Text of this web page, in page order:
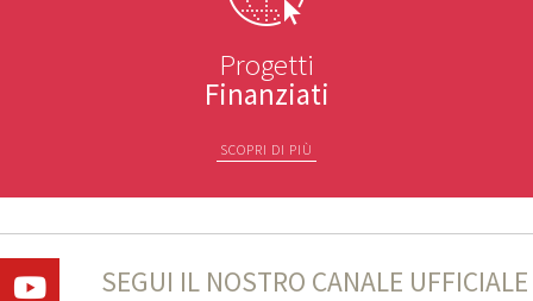
Progetti
Finanziati
SCOPRI DI PIÙ
SEGUI IL NOSTRO CANALE UFFICIALE